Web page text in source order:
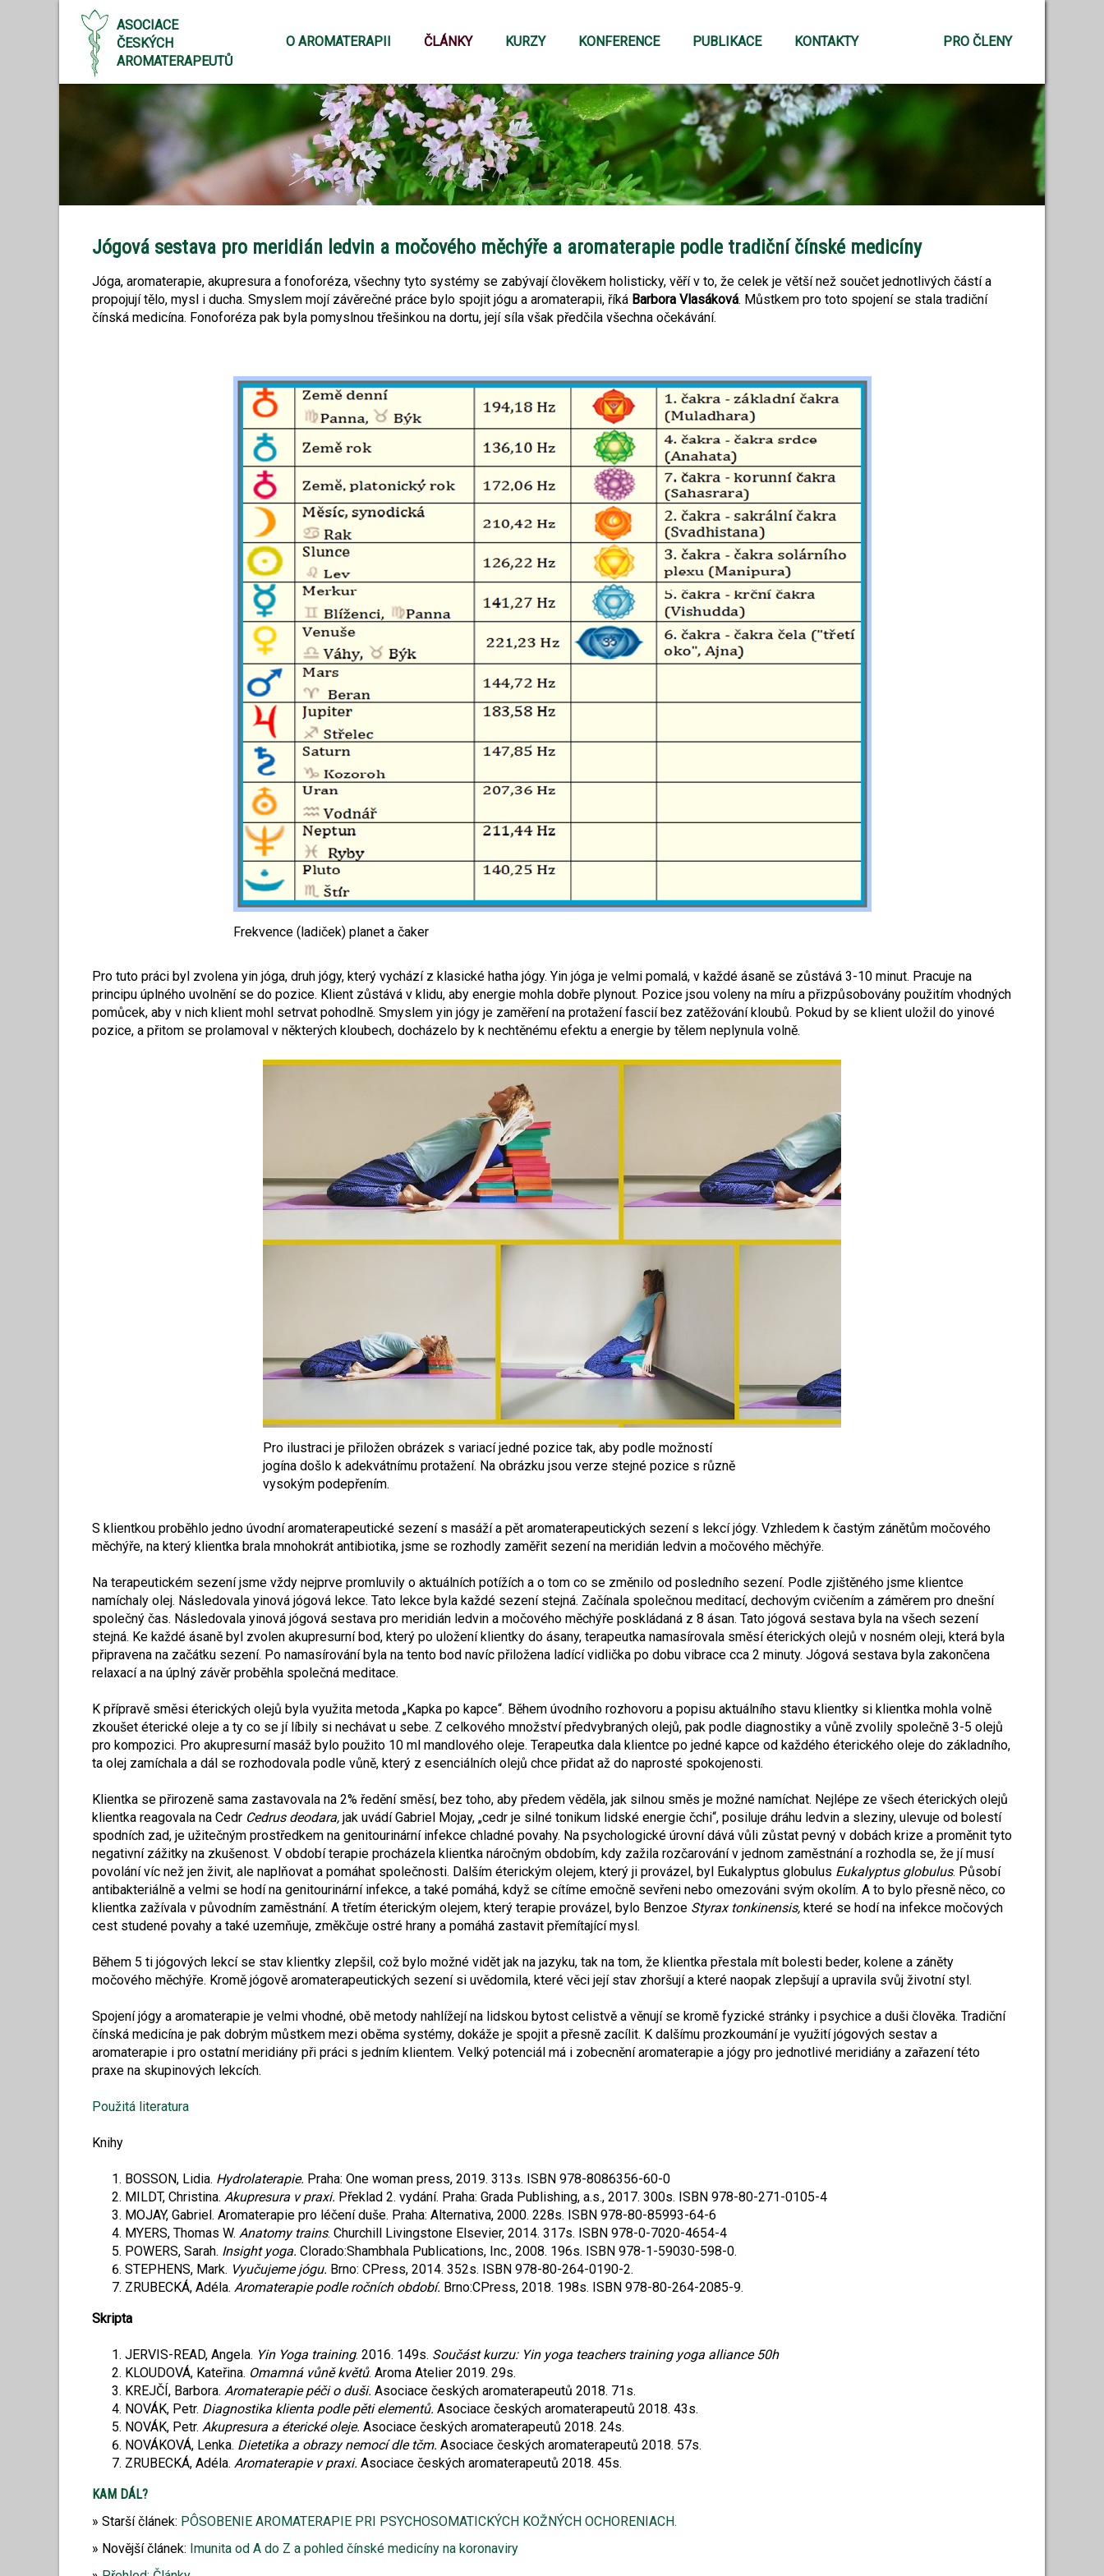
ASOCIACE
ČESKÝCH
AROMATERAPEUTŮ
O AROMATERAPII ČLÁNKY KURZY KONFERENCE PUBLIKACE KONTAKTY PRO ČLENY
Jógová sestava pro meridián ledvin a močového měchýře a aromaterapie podle tradiční čínské medicíny
Jóga, aromaterapie, akupresura a fonoforéza, všechny tyto systémy se zabývají člověkem holisticky, věří v to, že celek je větší než součet jednotlivých částí a
propojují tělo, mysl i ducha. Smyslem mojí závěrečné práce bylo spojit jógu a aromaterapii, říká Barbora Vlasáková. Můstkem pro toto spojení se stala tradiční
čínská medicína. Fonoforéza pak byla pomyslnou třešinkou na dortu, její síla však předčila všechna očekávání.
Frekvence (ladiček) planet a čaker
Pro tuto práci byl zvolena yin jóga, druh jógy, který vychází z klasické hatha jógy. Yin jóga je velmi pomalá, v každé ásaně se zůstává 3-10 minut. Pracuje na
principu úplného uvolnění se do pozice. Klient zůstává v klidu, aby energie mohla dobře plynout. Pozice jsou voleny na míru a přizpůsobovány použitím vhodných
pomůcek, aby v nich klient mohl setrvat pohodlně. Smyslem yin jógy je zaměření na protažení fascií bez zatěžování kloubů. Pokud by se klient uložil do yinové
pozice, a přitom se prolamoval v některých kloubech, docházelo by k nechtěnému efektu a energie by tělem neplynula volně.
Pro ilustraci je přiložen obrázek s variací jedné pozice tak, aby podle možností
jogína došlo k adekvátnímu protažení. Na obrázku jsou verze stejné pozice s různě
vysokým podepřením.
S klientkou proběhlo jedno úvodní aromaterapeutické sezení s masáží a pět aromaterapeutických sezení s lekcí jógy. Vzhledem k častým zánětům močového
měchýře, na který klientka brala mnohokrát antibiotika, jsme se rozhodly zaměřit sezení na meridián ledvin a močového měchýře.
Na terapeutickém sezení jsme vždy nejprve promluvily o aktuálních potížích a o tom co se změnilo od posledního sezení. Podle zjištěného jsme klientce
namíchaly olej. Následovala yinová jógová lekce. Tato lekce byla každé sezení stejná. Začínala společnou meditací, dechovým cvičením a záměrem pro dnešní
společný čas. Následovala yinová jógová sestava pro meridián ledvin a močového měchýře poskládaná z 8 ásan. Tato jógová sestava byla na všech sezení
stejná. Ke každé ásaně byl zvolen akupresurní bod, který po uložení klientky do ásany, terapeutka namasírovala směsí éterických olejů v nosném oleji, která byla
připravena na začátku sezení. Po namasírování byla na tento bod navíc přiložena ladící vidlička po dobu vibrace cca 2 minuty. Jógová sestava byla zakončena
relaxací a na úplný závěr proběhla společná meditace.
K přípravě směsi éterických olejů byla využita metoda „Kapka po kapce“. Během úvodního rozhovoru a popisu aktuálního stavu klientky si klientka mohla volně
zkoušet éterické oleje a ty co se jí líbily si nechávat u sebe. Z celkového množství předvybraných olejů, pak podle diagnostiky a vůně zvolily společně 3-5 olejů
pro kompozici. Pro akupresurní masáž bylo použito 10 ml mandlového oleje. Terapeutka dala klientce po jedné kapce od každého éterického oleje do základního,
ta olej zamíchala a dál se rozhodovala podle vůně, který z esenciálních olejů chce přidat až do naprosté spokojenosti.
Klientka se přirozeně sama zastavovala na 2% ředění směsí, bez toho, aby předem věděla, jak silnou směs je možné namíchat. Nejlépe ze všech éterických olejů
klientka reagovala na Cedr Cedrus deodara, jak uvádí Gabriel Mojay, „cedr je silné tonikum lidské energie čchi“, posiluje dráhu ledvin a sleziny, ulevuje od bolestí
spodních zad, je užitečným prostředkem na genitourinární infekce chladné povahy. Na psychologické úrovní dává vůli zůstat pevný v dobách krize a proměnit tyto
negativní zážitky na zkušenost. V období terapie procházela klientka náročným obdobím, kdy zažila rozčarování v jednom zaměstnání a rozhodla se, že jí musí
povolání víc než jen živit, ale naplňovat a pomáhat společnosti. Dalším éterickým olejem, který ji provázel, byl Eukalyptus globulus Eukalyptus globulus. Působí
antibakteriálně a velmi se hodí na genitourinární infekce, a také pomáhá, když se cítíme emočně sevřeni nebo omezováni svým okolím. A to bylo přesně něco, co
klientka zažívala v původním zaměstnání. A třetím éterickým olejem, který terapie provázel, bylo Benzoe Styrax tonkinensis, které se hodí na infekce močových
cest studené povahy a také uzemňuje, změkčuje ostré hrany a pomáhá zastavit přemítající mysl.
Během 5 ti jógových lekcí se stav klientky zlepšil, což bylo možné vidět jak na jazyku, tak na tom, že klientka přestala mít bolesti beder, kolene a záněty
močového měchýře. Kromě jógově aromaterapeutických sezení si uvědomila, které věci její stav zhoršují a které naopak zlepšují a upravila svůj životní styl.
Spojení jógy a aromaterapie je velmi vhodné, obě metody nahlížejí na lidskou bytost celistvě a věnují se kromě fyzické stránky i psychice a duši člověka. Tradiční
čínská medicína je pak dobrým můstkem mezi oběma systémy, dokáže je spojit a přesně zacílit. K dalšímu prozkoumání je využití jógových sestav a
aromaterapie i pro ostatní meridiány při práci s jedním klientem. Velký potenciál má i zobecnění aromaterapie a jógy pro jednotlivé meridiány a zařazení této
praxe na skupinových lekcích.
Použitá literatura
Knihy
BOSSON, Lidia. Hydrolaterapie. Praha: One woman press, 2019. 313s. ISBN 978-8086356-60-0
MILDT, Christina. Akupresura v praxi. Překlad 2. vydání. Praha: Grada Publishing, a.s., 2017. 300s. ISBN 978-80-271-0105-4
MOJAY, Gabriel. Aromaterapie pro léčení duše. Praha: Alternativa, 2000. 228s. ISBN 978-80-85993-64-6
MYERS, Thomas W. Anatomy trains. Churchill Livingstone Elsevier, 2014. 317s. ISBN 978-0-7020-4654-4
POWERS, Sarah. Insight yoga. Clorado:Shambhala Publications, Inc., 2008. 196s. ISBN 978-1-59030-598-0.
STEPHENS, Mark. Vyučujeme jógu. Brno: CPress, 2014. 352s. ISBN 978-80-264-0190-2.
ZRUBECKÁ, Adéla. Aromaterapie podle ročních období. Brno:CPress, 2018. 198s. ISBN 978-80-264-2085-9.
Skripta
JERVIS-READ, Angela. Yin Yoga training. 2016. 149s. Součást kurzu: Yin yoga teachers training yoga alliance 50h
KLOUDOVÁ, Kateřina. Omamná vůně květů. Aroma Atelier 2019. 29s.
KREJČÍ, Barbora. Aromaterapie péči o duši. Asociace českých aromaterapeutů 2018. 71s.
NOVÁK, Petr. Diagnostika klienta podle pěti elementů. Asociace českých aromaterapeutů 2018. 43s.
NOVÁK, Petr. Akupresura a éterické oleje. Asociace českých aromaterapeutů 2018. 24s.
NOVÁKOVÁ, Lenka. Dietetika a obrazy nemocí dle tčm. Asociace českých aromaterapeutů 2018. 57s.
ZRUBECKÁ, Adéla. Aromaterapie v praxi. Asociace českých aromaterapeutů 2018. 45s.
KAM DÁL?
Starší článek: PÔSOBENIE AROMATERAPIE PRI PSYCHOSOMATICKÝCH KOŽNÝCH OCHORENIACH.
Novější článek: Imunita od A do Z a pohled čínské medicíny na koronaviry